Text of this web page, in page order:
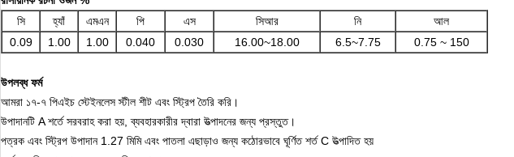
সি
হ্যাঁ এমএন পি এস সিআর নি
আল
0.09
1.00 1.00 0.040 0.030 16.00~18.00 6.5~7.75 0.75 ~ 150
উপলব্ধ ফর্ম
আমরা ১৭-৭ পিএইচ স্টেইনলেস স্টীল শীট এবং স্ট্রিপ তৈরি করি।
উপাদানটি A শর্তে সরবরাহ করা হয়, ব্যবহারকারীর দ্বারা উত্পাদনের জন্য প্রস্তুত।
পত্রক এবং স্ট্রিপ উপাদান 1.27 মিমি এবং পাতলা এছাড়াও জন্য কঠোরভাবে ঘূর্ণিত শর্ত C উত্পাদিত হয়